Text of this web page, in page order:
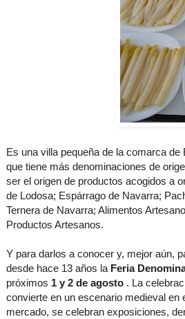
Es una villa pequeña de la comarca
que tiene más denominaciones de
ser el origen de productos acogidos a
de Lodosa; Espárrago de Navarra;
Ternera de Navarra; Alimentos
Productos Artesanos.
Y para darlos a conocer y, mejor aún,
desde hace 13 años la Feria
próximos 1 y 2 de agosto . La
convierte en un escenario medieval
mercado, se celebran exposiciones,